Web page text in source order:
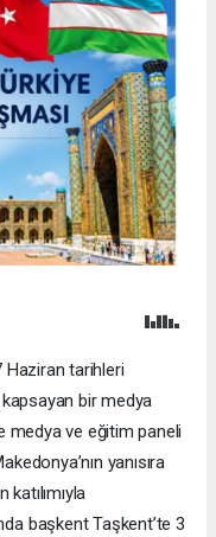
Haziran tarihleri
bir medya
medya ve eğitim paneli
yanısıra
başkent Taşkent’te 3